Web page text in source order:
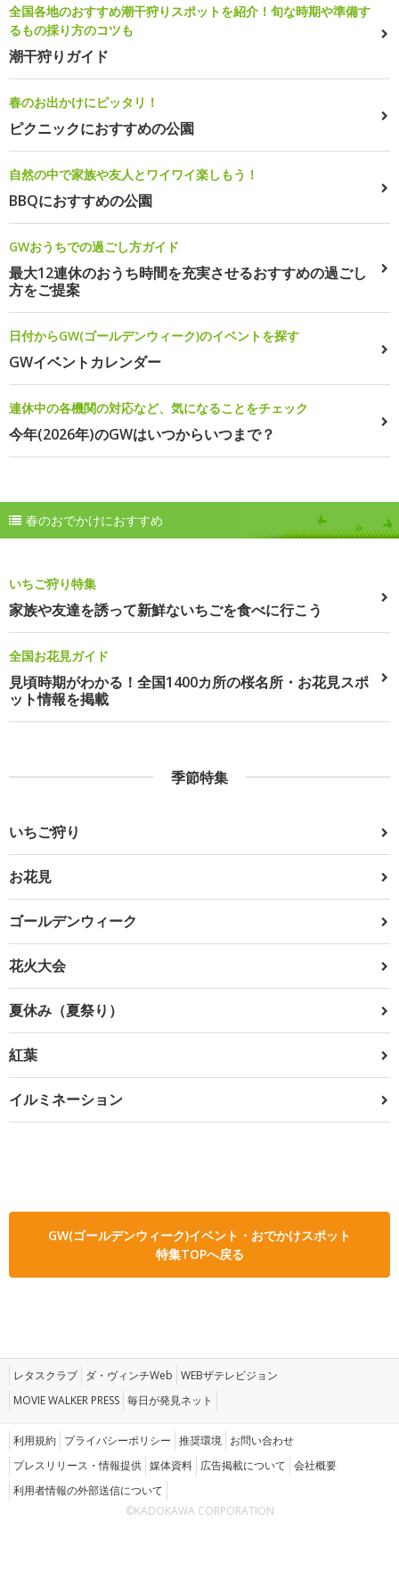
全国各地のおすすめ潮干狩りスポットを紹介！旬な時期や準備す
るもの採り方のコツも
潮干狩りガイド
春のお出かけにピッタリ！
ピクニックにおすすめの公園
自然の中で家族や友人とワイワイ楽しもう！
BBQにおすすめの公園
GWおうちでの過ごし方ガイド
最大12連休のおうち時間を充実させるおすすめの過ごし
方をご提案
日付からGW(ゴールデンウィーク)のイベントを探す
GWイベントカレンダー
連休中の各機関の対応など、気になることをチェック
今年(2026年)のGWはいつからいつまで？
春のおでかけにおすすめ
いちご狩り特集
家族や友達を誘って新鮮ないちごを食べに行こう
全国お花見ガイド
見頃時期がわかる！全国1400カ所の桜名所・お花見スポ
ット情報を掲載
季節特集
いちご狩り
お花見
ゴールデンウィーク
花火大会
夏休み（夏祭り）
紅葉
イルミネーション
GW(ゴールデンウィーク)イベント・おでかけスポット
特集TOPへ戻る
レタスクラブ ダ・ヴィンチWeb WEBザテレビジョン
MOVIE WALKER PRESS 毎日が発見ネット
利用規約 プライバシーポリシー 推奨環境 お問い合わせ
プレスリリース・情報提供 媒体資料 広告掲載について 会社概要
利用者情報の外部送信について
©KADOKAWA CORPORATION